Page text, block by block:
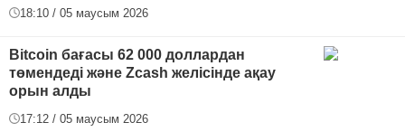
18:10 / 05 маусым 2026
Bitcoin бағасы 62 000 доллардан
төмендеді және Zcash желісінде ақау
орын алды
17:12 / 05 маусым 2026